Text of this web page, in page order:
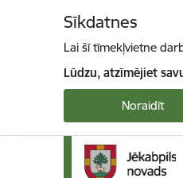
Sīkdatnes
Lai šī tīmekļvietne
Lūdzu, atzīmējiet
Noraidīt